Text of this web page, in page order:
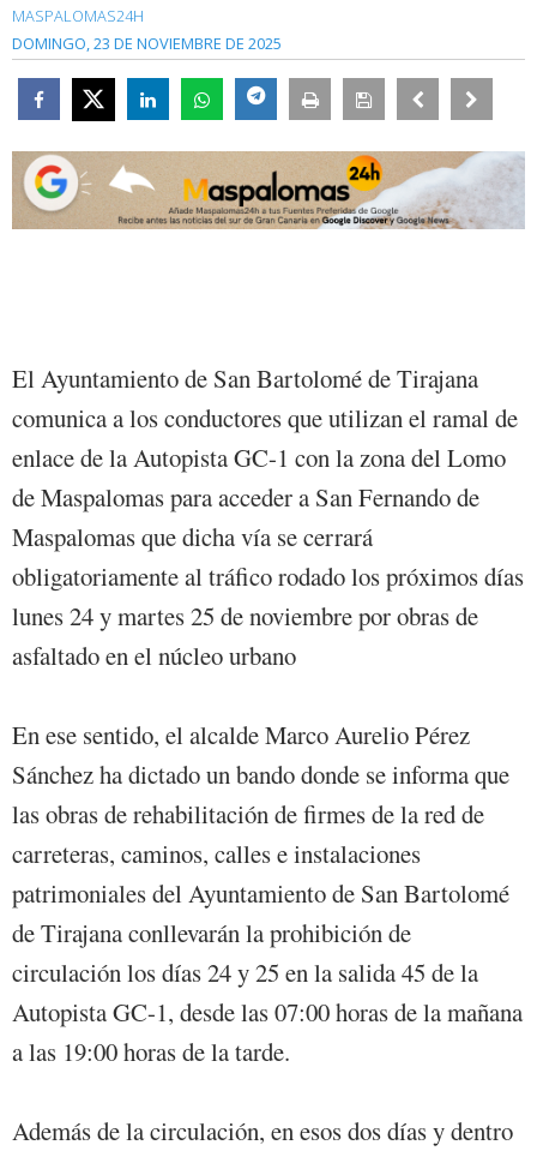
MASPALOMAS24H
DOMINGO, 23 DE NOVIEMBRE DE 2025
El Ayuntamiento de San Bartolomé de Tirajana
comunica a los conductores que utilizan el ramal de
enlace de la Autopista GC-1 con la zona del Lomo
de Maspalomas para acceder a San Fernando de
Maspalomas que dicha vía se cerrará
obligatoriamente al tráfico rodado los próximos días
lunes 24 y martes 25 de noviembre por obras de
asfaltado en el núcleo urbano
En ese sentido, el alcalde Marco Aurelio Pérez
Sánchez ha dictado un bando donde se informa que
las obras de rehabilitación de firmes de la red de
carreteras, caminos, calles e instalaciones
patrimoniales del Ayuntamiento de San Bartolomé
de Tirajana conllevarán la prohibición de
circulación los días 24 y 25 en la salida 45 de la
Autopista GC-1, desde las 07:00 horas de la mañana
a las 19:00 horas de la tarde.
Además de la circulación, en esos dos días y dentro